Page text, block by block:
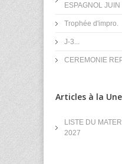
ESPAGNOL
Trophée d'impro.
J-3...
CEREMONIE
Articles à la Une
LISTE DU
2027